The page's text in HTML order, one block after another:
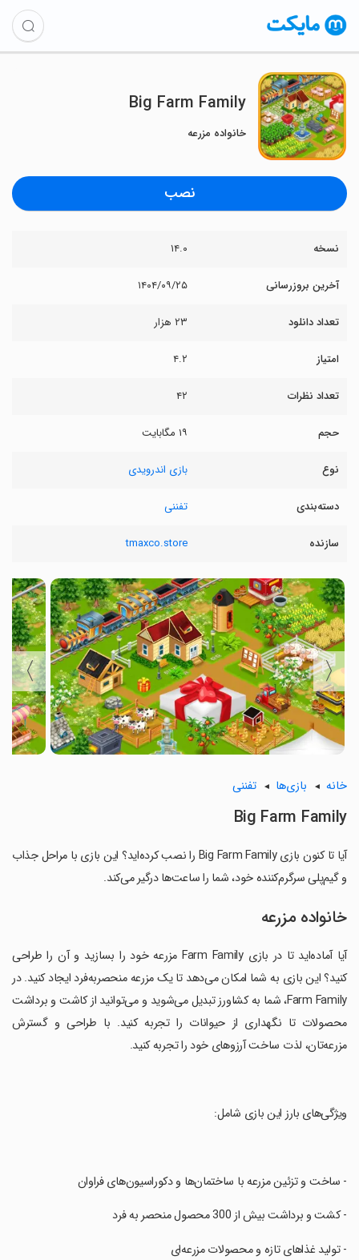
Big Farm Family
خانواده مزرعه
نصب
نسخه ۱۴.۰
آخرین بروزرسانی ۱۴۰۴/۰۹/۲۵
تعداد دانلود ۲۳ هزار
امتیاز ۴.۲
تعداد نظرات ۴۲
حجم ۱۹ مگابایت
نوع بازی اندرویدی
دسته‌بندی تفننی
سازنده tmaxco.store
〈
〉
خانه بازی‌ها تفننی
Big Farm Family
آیا تا کنون بازی Big Farm Family را نصب کرده‌اید؟ این بازی با مراحل جذاب
و گیم‌پلی سرگرم‌کننده خود، شما را ساعت‌ها درگیر می‌کند.
خانواده مزرعه
آیا آماده‌اید تا در بازی Farm Family مزرعه خود را بسازید و آن را طراحی
کنید؟ این بازی به شما امکان می‌دهد تا یک مزرعه منحصربه‌فرد ایجاد کنید. در
Farm Family، شما به کشاورز تبدیل می‌شوید و می‌توانید از کاشت و برداشت
محصولات تا نگهداری از حیوانات را تجربه کنید. با طراحی و گسترش
مزرعه‌تان، لذت ساخت آرزوهای خود را تجربه کنید.
‏ویژگی‌های بارز این بازی شامل:
‏- ساخت و تزئین مزرعه با ساختمان‌ها و دکوراسیون‌های فراوان
‏- کشت و برداشت بیش از 300 محصول منحصر به فرد
‏- تولید غذاهای تازه و محصولات مزرعه‌ای